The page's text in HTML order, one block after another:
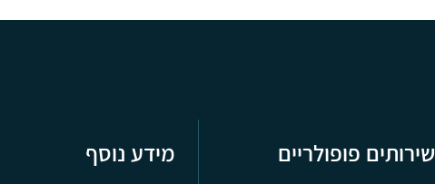
שירותים פופולריים מידע נוסף